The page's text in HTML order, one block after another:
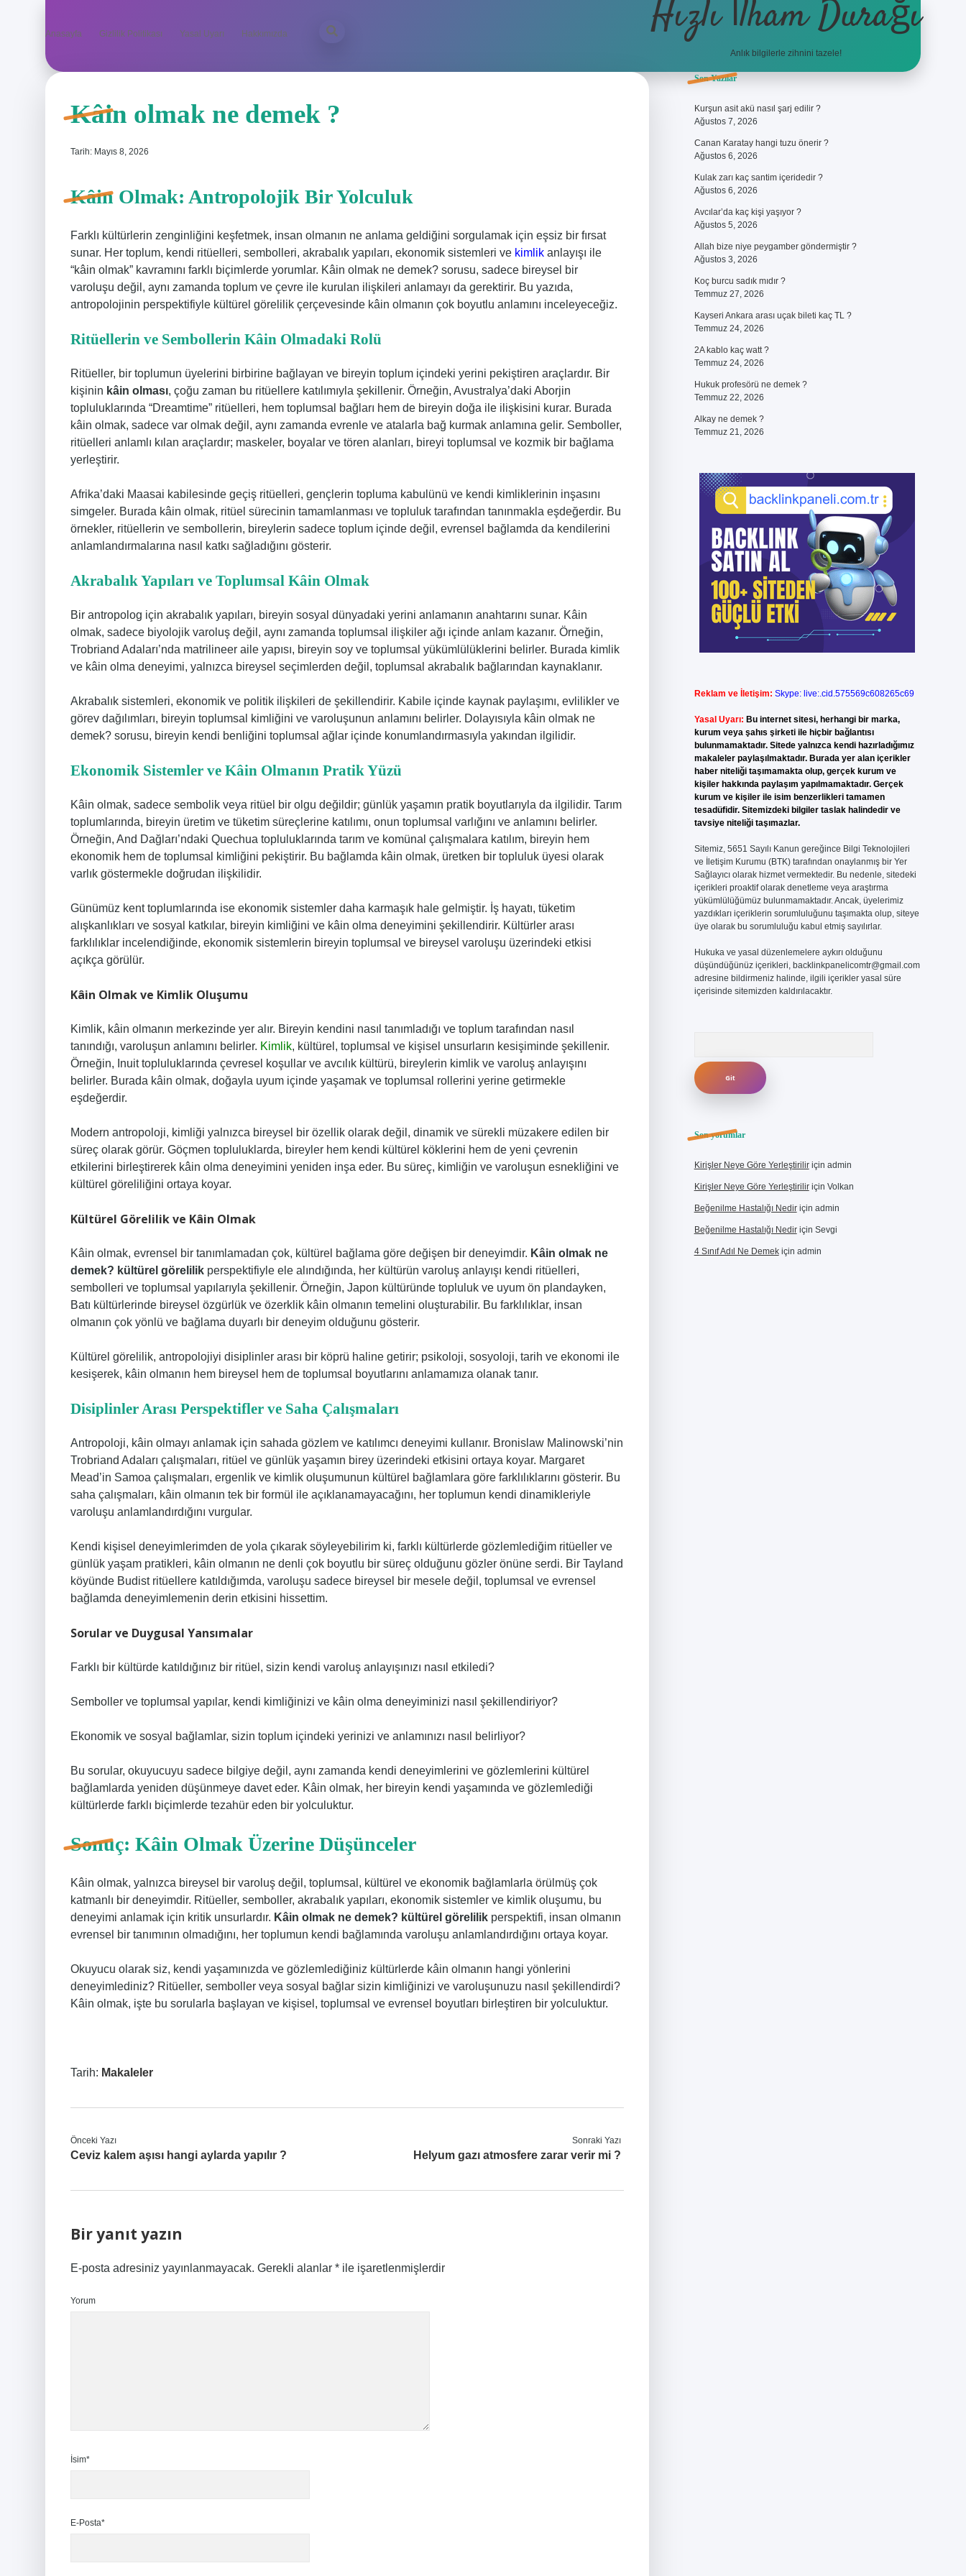
Anasayfa Gizlilik Politikası Yasal Uyarı Hakkımızda Hızlı İlham Durağı
Anlık bilgilerle zihnini tazele!
Kâin olmak ne demek ?
Tarih: Mayıs 8, 2026
Kâin Olmak: Antropolojik Bir Yolculuk
Farklı kültürlerin zenginliğini keşfetmek, insan olmanın ne anlama geldiğini sorgulamak için eşsiz bir fırsat
sunar. Her toplum, kendi ritüelleri, sembolleri, akrabalık yapıları, ekonomik sistemleri ve kimlik anlayışı ile
“kâin olmak” kavramını farklı biçimlerde yorumlar. Kâin olmak ne demek? sorusu, sadece bireysel bir
varoluşu değil, aynı zamanda toplum ve çevre ile kurulan ilişkileri anlamayı da gerektirir. Bu yazıda,
antropolojinin perspektifiyle kültürel görelilik çerçevesinde kâin olmanın çok boyutlu anlamını inceleyeceğiz.
Ritüellerin ve Sembollerin Kâin Olmadaki Rolü
Ritüeller, bir toplumun üyelerini birbirine bağlayan ve bireyin toplum içindeki yerini pekiştiren araçlardır. Bir
kişinin kâin olması, çoğu zaman bu ritüellere katılımıyla şekillenir. Örneğin, Avustralya’daki Aborjin
topluluklarında “Dreamtime” ritüelleri, hem toplumsal bağları hem de bireyin doğa ile ilişkisini kurar. Burada
kâin olmak, sadece var olmak değil, aynı zamanda evrenle ve atalarla bağ kurmak anlamına gelir. Semboller,
ritüelleri anlamlı kılan araçlardır; maskeler, boyalar ve tören alanları, bireyi toplumsal ve kozmik bir bağlama
yerleştirir.
Afrika’daki Maasai kabilesinde geçiş ritüelleri, gençlerin topluma kabulünü ve kendi kimliklerinin inşasını
simgeler. Burada kâin olmak, ritüel sürecinin tamamlanması ve topluluk tarafından tanınmakla eşdeğerdir. Bu
örnekler, ritüellerin ve sembollerin, bireylerin sadece toplum içinde değil, evrensel bağlamda da kendilerini
anlamlandırmalarına nasıl katkı sağladığını gösterir.
Akrabalık Yapıları ve Toplumsal Kâin Olmak
Bir antropolog için akrabalık yapıları, bireyin sosyal dünyadaki yerini anlamanın anahtarını sunar. Kâin
olmak, sadece biyolojik varoluş değil, aynı zamanda toplumsal ilişkiler ağı içinde anlam kazanır. Örneğin,
Trobriand Adaları’nda matrilineer aile yapısı, bireyin soy ve toplumsal yükümlülüklerini belirler. Burada kimlik
ve kâin olma deneyimi, yalnızca bireysel seçimlerden değil, toplumsal akrabalık bağlarından kaynaklanır.
Akrabalık sistemleri, ekonomik ve politik ilişkileri de şekillendirir. Kabile içinde kaynak paylaşımı, evlilikler ve
görev dağılımları, bireyin toplumsal kimliğini ve varoluşunun anlamını belirler. Dolayısıyla kâin olmak ne
demek? sorusu, bireyin kendi benliğini toplumsal ağlar içinde konumlandırmasıyla yakından ilgilidir.
Ekonomik Sistemler ve Kâin Olmanın Pratik Yüzü
Kâin olmak, sadece sembolik veya ritüel bir olgu değildir; günlük yaşamın pratik boyutlarıyla da ilgilidir. Tarım
toplumlarında, bireyin üretim ve tüketim süreçlerine katılımı, onun toplumsal varlığını ve anlamını belirler.
Örneğin, And Dağları’ndaki Quechua topluluklarında tarım ve komünal çalışmalara katılım, bireyin hem
ekonomik hem de toplumsal kimliğini pekiştirir. Bu bağlamda kâin olmak, üretken bir topluluk üyesi olarak
varlık göstermekle doğrudan ilişkilidir.
Günümüz kent toplumlarında ise ekonomik sistemler daha karmaşık hale gelmiştir. İş hayatı, tüketim
alışkanlıkları ve sosyal katkılar, bireyin kimliğini ve kâin olma deneyimini şekillendirir. Kültürler arası
farklılıklar incelendiğinde, ekonomik sistemlerin bireyin toplumsal ve bireysel varoluşu üzerindeki etkisi
açıkça görülür.
Kâin Olmak ve Kimlik Oluşumu
Kimlik, kâin olmanın merkezinde yer alır. Bireyin kendini nasıl tanımladığı ve toplum tarafından nasıl
tanındığı, varoluşun anlamını belirler. Kimlik, kültürel, toplumsal ve kişisel unsurların kesişiminde şekillenir.
Örneğin, Inuit topluluklarında çevresel koşullar ve avcılık kültürü, bireylerin kimlik ve varoluş anlayışını
belirler. Burada kâin olmak, doğayla uyum içinde yaşamak ve toplumsal rollerini yerine getirmekle
eşdeğerdir.
Modern antropoloji, kimliği yalnızca bireysel bir özellik olarak değil, dinamik ve sürekli müzakere edilen bir
süreç olarak görür. Göçmen topluluklarda, bireyler hem kendi kültürel köklerini hem de yeni çevrenin
etkilerini birleştirerek kâin olma deneyimini yeniden inşa eder. Bu süreç, kimliğin ve varoluşun esnekliğini ve
kültürel göreliliğini ortaya koyar.
Kültürel Görelilik ve Kâin Olmak
Kâin olmak, evrensel bir tanımlamadan çok, kültürel bağlama göre değişen bir deneyimdir. Kâin olmak ne
demek? kültürel görelilik perspektifiyle ele alındığında, her kültürün varoluş anlayışı kendi ritüelleri,
sembolleri ve toplumsal yapılarıyla şekillenir. Örneğin, Japon kültüründe topluluk ve uyum ön plandayken,
Batı kültürlerinde bireysel özgürlük ve özerklik kâin olmanın temelini oluşturabilir. Bu farklılıklar, insan
olmanın çok yönlü ve bağlama duyarlı bir deneyim olduğunu gösterir.
Kültürel görelilik, antropolojiyi disiplinler arası bir köprü haline getirir; psikoloji, sosyoloji, tarih ve ekonomi ile
kesişerek, kâin olmanın hem bireysel hem de toplumsal boyutlarını anlamamıza olanak tanır.
Disiplinler Arası Perspektifler ve Saha Çalışmaları
Antropoloji, kâin olmayı anlamak için sahada gözlem ve katılımcı deneyimi kullanır. Bronislaw Malinowski’nin
Trobriand Adaları çalışmaları, ritüel ve günlük yaşamın birey üzerindeki etkisini ortaya koyar. Margaret
Mead’in Samoa çalışmaları, ergenlik ve kimlik oluşumunun kültürel bağlamlara göre farklılıklarını gösterir. Bu
saha çalışmaları, kâin olmanın tek bir formül ile açıklanamayacağını, her toplumun kendi dinamikleriyle
varoluşu anlamlandırdığını vurgular.
Kendi kişisel deneyimlerimden de yola çıkarak söyleyebilirim ki, farklı kültürlerde gözlemlediğim ritüeller ve
günlük yaşam pratikleri, kâin olmanın ne denli çok boyutlu bir süreç olduğunu gözler önüne serdi. Bir Tayland
köyünde Budist ritüellere katıldığımda, varoluşu sadece bireysel bir mesele değil, toplumsal ve evrensel
bağlamda deneyimlemenin derin etkisini hissettim.
Sorular ve Duygusal Yansımalar
Farklı bir kültürde katıldığınız bir ritüel, sizin kendi varoluş anlayışınızı nasıl etkiledi?
Semboller ve toplumsal yapılar, kendi kimliğinizi ve kâin olma deneyiminizi nasıl şekillendiriyor?
Ekonomik ve sosyal bağlamlar, sizin toplum içindeki yerinizi ve anlamınızı nasıl belirliyor?
Bu sorular, okuyucuyu sadece bilgiye değil, aynı zamanda kendi deneyimlerini ve gözlemlerini kültürel
bağlamlarda yeniden düşünmeye davet eder. Kâin olmak, her bireyin kendi yaşamında ve gözlemlediği
kültürlerde farklı biçimlerde tezahür eden bir yolculuktur.
Sonuç: Kâin Olmak Üzerine Düşünceler
Kâin olmak, yalnızca bireysel bir varoluş değil, toplumsal, kültürel ve ekonomik bağlamlarla örülmüş çok
katmanlı bir deneyimdir. Ritüeller, semboller, akrabalık yapıları, ekonomik sistemler ve kimlik oluşumu, bu
deneyimi anlamak için kritik unsurlardır. Kâin olmak ne demek? kültürel görelilik perspektifi, insan olmanın
evrensel bir tanımının olmadığını, her toplumun kendi bağlamında varoluşu anlamlandırdığını ortaya koyar.
Okuyucu olarak siz, kendi yaşamınızda ve gözlemlediğiniz kültürlerde kâin olmanın hangi yönlerini
deneyimlediniz? Ritüeller, semboller veya sosyal bağlar sizin kimliğinizi ve varoluşunuzu nasıl şekillendirdi?
Kâin olmak, işte bu sorularla başlayan ve kişisel, toplumsal ve evrensel boyutları birleştiren bir yolculuktur.
Tarih: Makaleler
Önceki Yazı
Ceviz kalem aşısı hangi aylarda yapılır ?
Sonraki Yazı
Helyum gazı atmosfere zarar verir mi ?
Bir yanıt yazın
E-posta adresiniz yayınlanmayacak. Gerekli alanlar * ile işaretlenmişlerdir
Yorum
İsim*
E-Posta*
Sidebar
Son Yazılar
Kurşun asit akü nasıl şarj edilir ?
Ağustos 7, 2026
Canan Karatay hangi tuzu önerir ?
Ağustos 6, 2026
Kulak zarı kaç santim içeridedir ?
Ağustos 6, 2026
Avcılar’da kaç kişi yaşıyor ?
Ağustos 5, 2026
Allah bize niye peygamber göndermiştir ?
Ağustos 3, 2026
Koç burcu sadık mıdır ?
Temmuz 27, 2026
Kayseri Ankara arası uçak bileti kaç TL ?
Temmuz 24, 2026
2A kablo kaç watt ?
Temmuz 24, 2026
Hukuk profesörü ne demek ?
Temmuz 22, 2026
Alkay ne demek ?
Temmuz 21, 2026
Reklam ve İletişim: Skype: live:.cid.575569c608265c69
Yasal Uyarı: Bu internet sitesi, herhangi bir marka,
kurum veya şahıs şirketi ile hiçbir bağlantısı
bulunmamaktadır. Sitede yalnızca kendi hazırladığımız
makaleler paylaşılmaktadır. Burada yer alan içerikler
haber niteliği taşımamakta olup, gerçek kurum ve
kişiler hakkında paylaşım yapılmamaktadır. Gerçek
kurum ve kişiler ile isim benzerlikleri tamamen
tesadüfidir. Sitemizdeki bilgiler taslak halindedir ve
tavsiye niteliği taşımazlar.
Sitemiz, 5651 Sayılı Kanun gereğince Bilgi Teknolojileri
ve İletişim Kurumu (BTK) tarafından onaylanmış bir Yer
Sağlayıcı olarak hizmet vermektedir. Bu nedenle, sitedeki
içerikleri proaktif olarak denetleme veya araştırma
yükümlülüğümüz bulunmamaktadır. Ancak, üyelerimiz
yazdıkları içeriklerin sorumluluğunu taşımakta olup, siteye
üye olarak bu sorumluluğu kabul etmiş sayılırlar.
Hukuka ve yasal düzenlemelere aykırı olduğunu
düşündüğünüz içerikleri, backlinkpanelicomtr@gmail.com
adresine bildirmeniz halinde, ilgili içerikler yasal süre
içerisinde sitemizden kaldırılacaktır.
Son yorumlar
Kirişler Neye Göre Yerleştiriliriçin admin
Kirişler Neye Göre Yerleştiriliriçin Volkan
Beğenilme Hastalığı Nediriçin admin
Beğenilme Hastalığı Nediriçin Sevgi
4 Sınıf Adıl Ne Demekiçin admin